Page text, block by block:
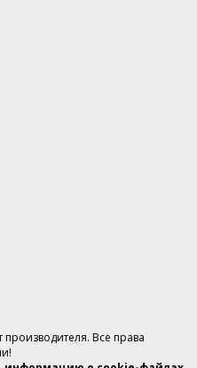
производителя. Все права